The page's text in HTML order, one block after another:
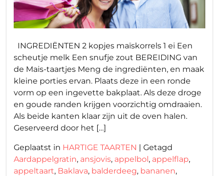
INGREDIËNTEN 2 kopjes maïskorrels 1 ei Een
scheutje melk Een snufje zout BEREIDING van
de Mais-taartjes Meng de ingrediënten, en maak
kleine porties ervan. Plaats deze in een ronde
vorm op een ingevette bakplaat. Als deze droge
en goude randen krijgen voorzichtig omdraaien.
Als beide kanten klaar zijn uit de oven halen.
Geserveerd door het […]
Geplaatst in HARTIGE TAARTEN | Getagd
Aardappelgratin, ansjovis, appelbol, appelflap,
appeltaart, Baklava, balderdeeg, bananen,